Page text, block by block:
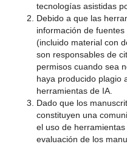
tecnologías asistidas
Debido a que las
información de
(incluido material con
son responsables de
permisos cuando sea
haya producido plagio
herramientas de IA.
Dado que los
constituyen una
el uso de
evaluación de los